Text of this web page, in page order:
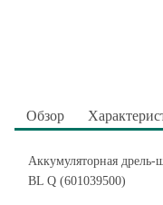
Обзор
Аккумуляторная
BL Q (601039500)